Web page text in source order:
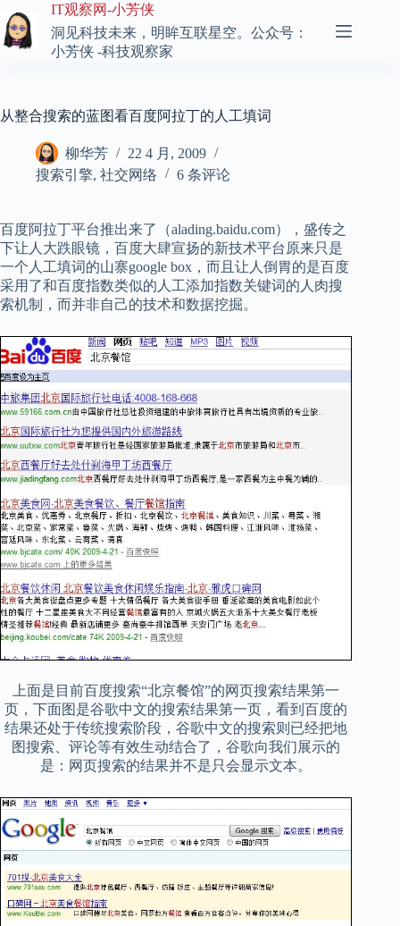
至
内
IT观察网-小芳侠
洞见科技未来，明眸互联星空。公众号：
小芳侠 -科技观察家
从整合搜索的蓝图看百度阿拉丁的人工填词
柳华芳
22 4 月, 2009
搜索引擎, 社交网络 6 条评论
百度阿拉丁平台推出来了（alading.baidu.com），盛传之
下让人大跌眼镜，百度大肆宣扬的新技术平台原来只是
一个人工填词的山寨google box，而且让人倒胃的是百度
采用了和百度指数类似的人工添加指数关键词的人肉搜
索机制，而并非自己的技术和数据挖掘。
上面是目前百度搜索“北京餐馆”的网页搜索结果第一
页，下面图是谷歌中文的搜索结果第一页，看到百度的
结果还处于传统搜索阶段，谷歌中文的搜索则已经把地
图搜索、评论等有效生动结合了，谷歌向我们展示的
是：网页搜索的结果并不是只会显示文本。